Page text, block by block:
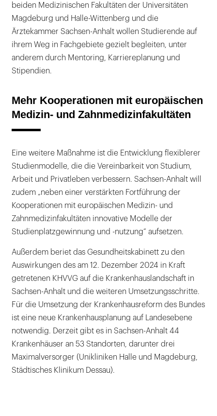
beiden Medizinischen Fakultäten der Universitäten
Magdeburg und Halle-Wittenberg und die
Ärztekammer Sachsen-Anhalt wollen Studierende auf
ihrem Weg in Fachgebiete gezielt begleiten, unter
anderem durch Mentoring, Karriereplanung und
Stipendien.
Mehr Kooperationen mit europäischen
Medizin- und Zahnmedizinfakultäten
Eine weitere Maßnahme ist die Entwicklung flexiblerer
Studienmodelle, die die Vereinbarkeit von Studium,
Arbeit und Privatleben verbessern. Sachsen-Anhalt will
zudem „neben einer verstärkten Fortführung der
Kooperationen mit europäischen Medizin- und
Zahnmedizinfakultäten innovative Modelle der
Studienplatzgewinnung und -nutzung“ aufsetzen.
Außerdem beriet das Gesundheitskabinett zu den
Auswirkungen des am 12. Dezember 2024 in Kraft
getretenen KHVVG auf die Krankenhauslandschaft in
Sachsen-Anhalt und die weiteren Umsetzungsschritte.
Für die Umsetzung der Krankenhausreform des Bundes
ist eine neue Krankenhausplanung auf Landesebene
notwendig. Derzeit gibt es in Sachsen-Anhalt 44
Krankenhäuser an 53 Standorten, darunter drei
Maximalversorger (Unikliniken Halle und Magdeburg,
Städtisches Klinikum Dessau).